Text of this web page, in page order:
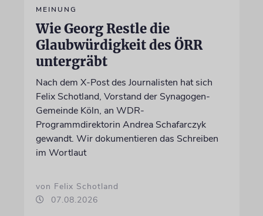
MEINUNG
Wie Georg Restle die
Glaubwürdigkeit des ÖRR
untergräbt
Nach dem X-Post des Journalisten hat sich
Felix Schotland, Vorstand der Synagogen-
Gemeinde Köln, an WDR-
Programmdirektorin Andrea Schafarczyk
gewandt. Wir dokumentieren das Schreiben
im Wortlaut
von Felix Schotland
07.08.2026